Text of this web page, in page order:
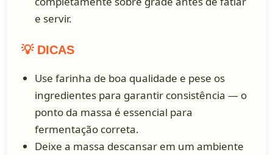
e servir.
💡 DICAS
Use farinha de boa qualidade e pese os
ingredientes para garantir consistência — o
ponto da massa é essencial para
fermentação correta.
Deixe a massa descansar em um ambiente